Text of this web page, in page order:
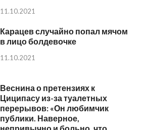
11.10.2021
Карацев случайно попал мячом
в лицо болдевочке
11.10.2021
Веснина о претензиях к
Циципасу из-за туалетных
перерывов: «Он любимчик
публики. Наверное,